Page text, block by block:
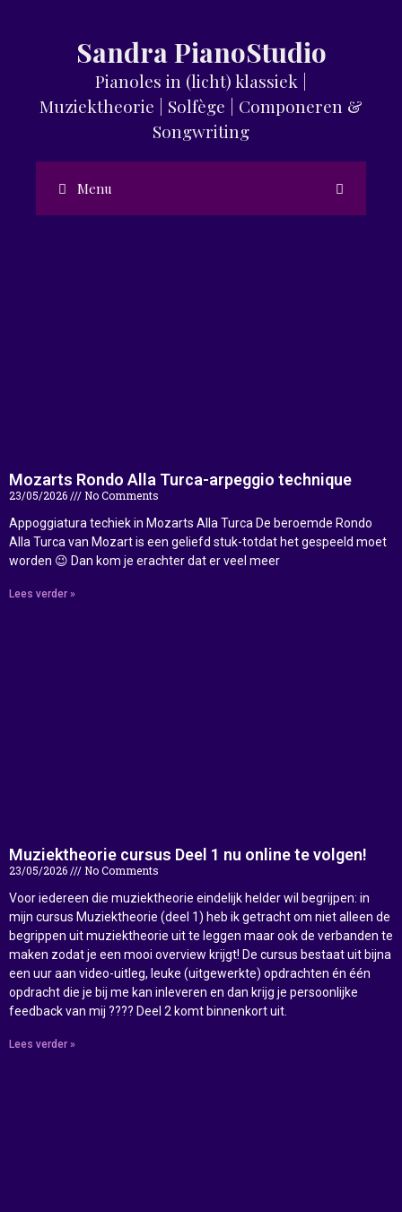
Sandra PianoStudio
Pianoles in (licht) klassiek |
Muziektheorie | Solfège | Componeren &
Songwriting
Menu
Mozarts Rondo Alla Turca-arpeggio technique
23/05/2026
No Comments
Appoggiatura techiek in Mozarts Alla Turca De beroemde Rondo
Alla Turca van Mozart is een geliefd stuk-totdat het gespeeld moet
worden 😉 Dan kom je erachter dat er veel meer
Lees verder »
Muziektheorie cursus Deel 1 nu online te volgen!
23/05/2026
No Comments
Voor iedereen die muziektheorie eindelijk helder wil begrijpen: in
mijn cursus Muziektheorie (deel 1) heb ik getracht om niet alleen de
begrippen uit muziektheorie uit te leggen maar ook de verbanden te
maken zodat je een mooi overview krijgt! De cursus bestaat uit bijna
een uur aan video-uitleg, leuke (uitgewerkte) opdrachten én één
opdracht die je bij me kan inleveren en dan krijg je persoonlijke
feedback van mij ???? Deel 2 komt binnenkort uit.
Lees verder »